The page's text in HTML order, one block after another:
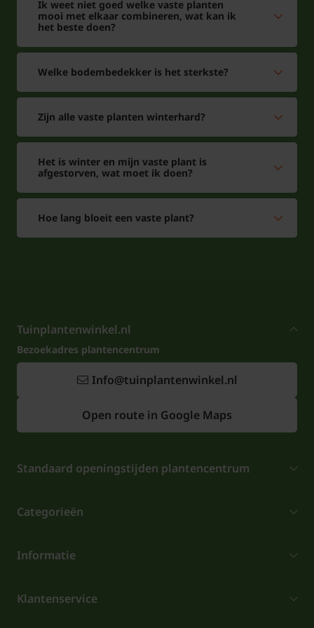
De Chinese rijstpapierplant kan met worteluitlopers
scheuten met een spade wegsteken. Met een
beschutte standplaats en een beetje zorg rond de
winterperiode blijft Tetrapanax papyrifer ‘Rex’
jarenlang een indrukwekkende, architectonische
blikvanger in de tuin.
Ik weet niet goed welke vaste planten
mooi met elkaar combineren, wat kan ik
het beste doen?
Welke bodembedekker is het sterkste?
Zijn alle vaste planten winterhard?
Het is winter en mijn vaste plant is
afgestorven, wat moet ik doen?
Hoe lang bloeit een vaste plant?
Tuinplantenwinkel.nl
Bezoekadres plantencentrum
Info@tuinplantenwinkel.nl
Open route in Google Maps
Standaard openingstijden plantencentrum
Categorieën
Informatie
Klantenservice